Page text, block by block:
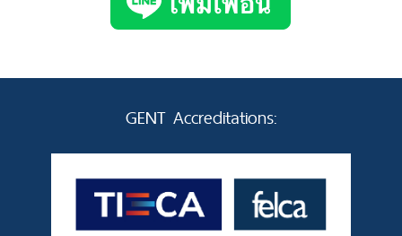
GENT Accreditations: